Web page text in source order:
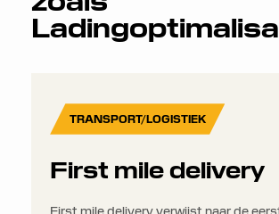
TRANSPORT/LOGISTIEK
First mile delivery